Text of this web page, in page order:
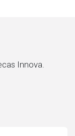
Innova.